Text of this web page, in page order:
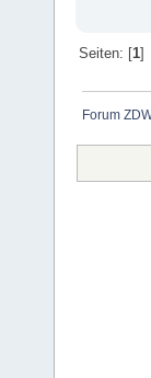
Seiten: [1]
Forum